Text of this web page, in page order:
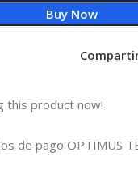
Buy Now
this product now!